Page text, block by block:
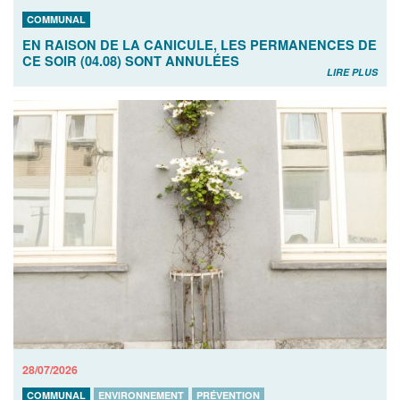
COMMUNAL
EN RAISON DE LA CANICULE, LES PERMANENCES DE
CE SOIR (04.08) SONT ANNULÉES
LIRE PLUS
28/07/2026
COMMUNAL ENVIRONNEMENT PRÉVENTION